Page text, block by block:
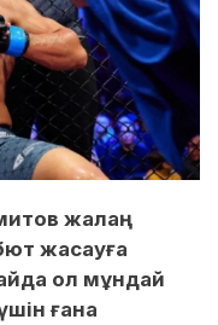
жалаң
жасауға
ол мұндай
ғана